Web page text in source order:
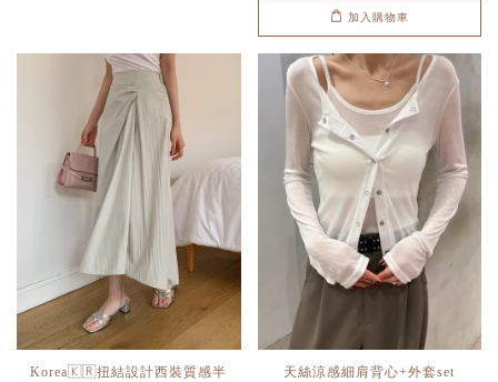
加入購物車
Korea🇰🇷扭結設計西裝質感半
天絲涼感細肩背心+外套set